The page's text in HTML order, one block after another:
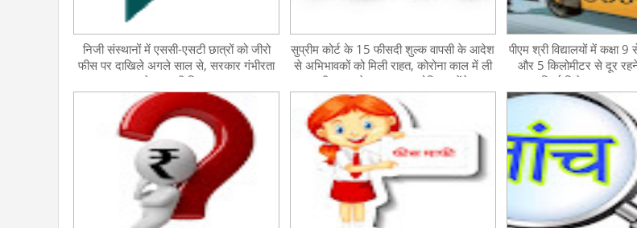
निजी संस्थानों में एससी-एसटी छात्रों को जीरो
फीस पर दाखिले अगले साल से, सरकार गंभीरता
से कर रही विचार
सुप्रीम कोर्ट के 15 फीसदी शुल्क वापसी के आदेश
से अभिभावकों को मिली राहत, कोरोना काल में ली
फीस प्राइवेट स्कूल समायोजित करेंगे
पीएम श्री विद्यालयों में कक्षा
और 5 किलोमीटर से दूर
प्रतिवर्ष मिलेगा ₹6000